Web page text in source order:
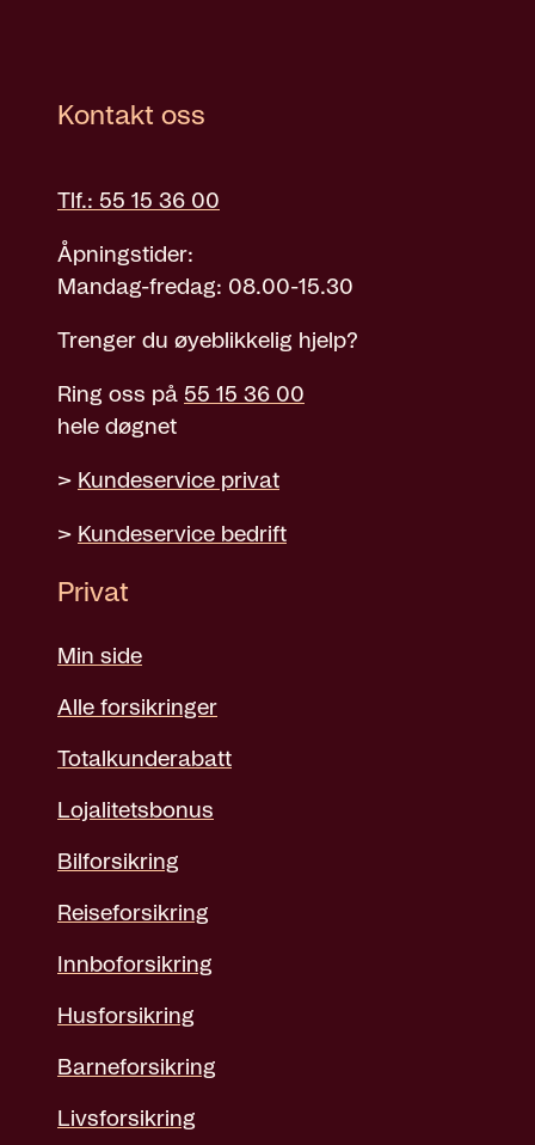
Kontakt oss
Tlf.: 55 15 36 00
Åpningstider:
Mandag-fredag: 08.00-15.30
Trenger du øyeblikkelig hjelp?
Ring oss på 55 15 36 00
hele døgnet
> Kundeservice privat
> Kundeservice bedrift
Privat
Min side
Alle forsikringer
Totalkunderabatt
Lojalitetsbonus
Bilforsikring
Reiseforsikring
Innboforsikring
Husforsikring
Barneforsikring
Livsforsikring